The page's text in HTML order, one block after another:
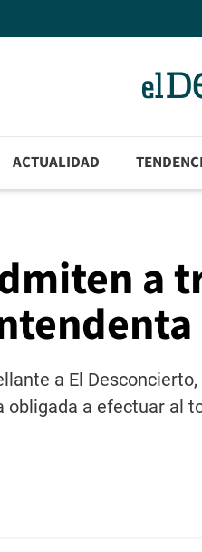
ACTUALIDAD
a
a El
obligada a efectuar al